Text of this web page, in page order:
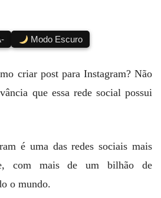
Modo Escuro
criar post para Instagram? Não
que essa rede social possui
é uma das redes sociais mais
com mais de um bilhão de
o mundo.